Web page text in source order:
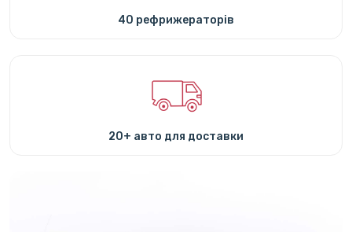
40 рефрижераторів
20+ авто для доставки